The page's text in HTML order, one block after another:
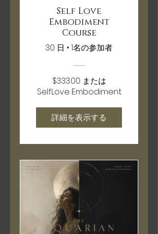
Self Love
Embodiment
Course
30 日 • 1名の参加者
$333.00 または
SelfLove Embodiment
詳細を表示する